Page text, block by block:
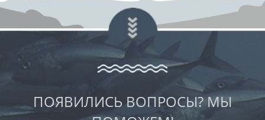
ПОЯВИЛИСЬ ВОПРОСЫ? МЫ